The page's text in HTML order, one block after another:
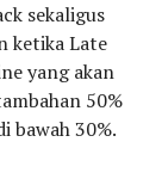
sekaligus
ketika Late
yang akan
50%
bawah 30%.